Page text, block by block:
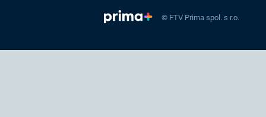
© FTV Prima spol. s r.o.